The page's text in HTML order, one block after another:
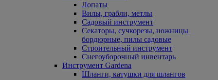
Лопаты
Вилы, грабли, метлы
Садовый инструмент
Секаторы, сучкорезы, ножницы
бордюрные, пилы садовые
Строительный инструмент
Снегоуборочный инвентарь
Инструмент Gardena
Шланги, катушки для шлангов